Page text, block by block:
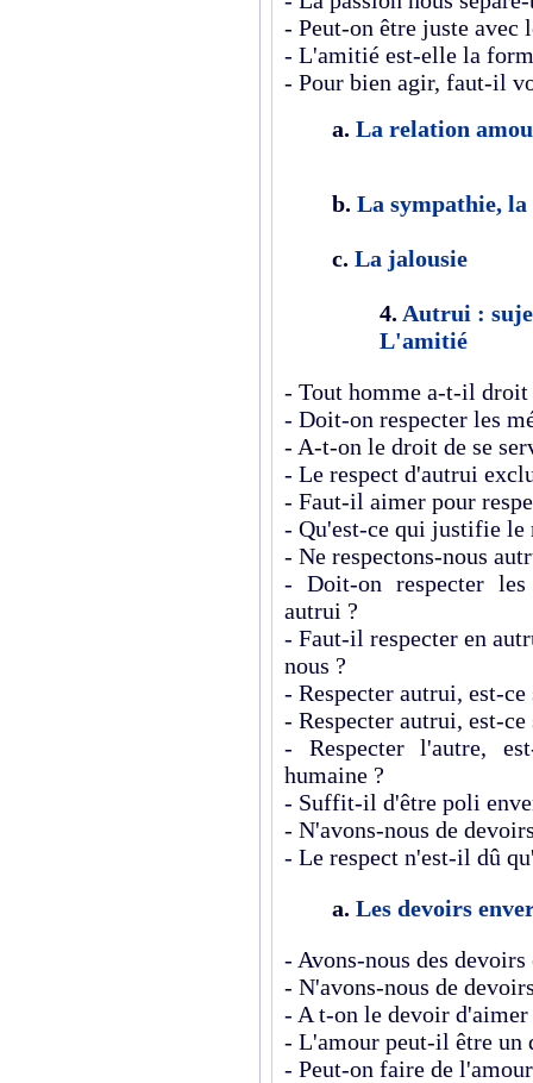
- Peut-on être juste avec
- L'amitié est-elle la
- Pour bien agir, faut-il
a. La relation
b. La sympathie,
c. La jalousie
4. Autrui :
L'amitié
- Tout homme a-t-il droit
- Doit-on respecter les
- A-t-on le droit de se
- Le respect d'autrui
- Faut-il aimer pour
- Qu'est-ce qui justifie le
- Ne respectons-nous
- Doit-on respecter
autrui ?
- Faut-il respecter en
nous ?
- Respecter autrui, est-
- Respecter autrui, est-
- Respecter l'autre,
humaine ?
- Suffit-il d'être poli
- N'avons-nous de
- Le respect n'est-il dû
a. Les devoirs
- Avons-nous des
- N'avons-nous de
- A t-on le devoir
- L'amour peut-il être un
- Peut-on faire de